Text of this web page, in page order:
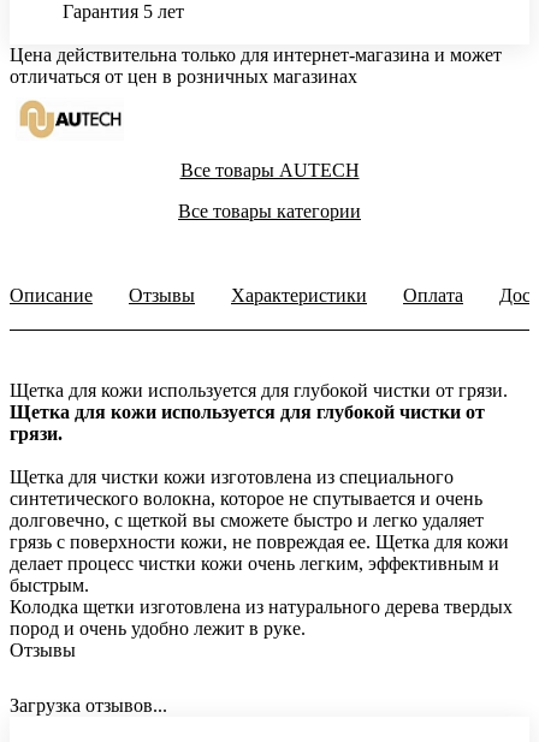
Гарантия 5 лет
Цена действительна только для интернет-магазина и может
отличаться от цен в розничных магазинах
Все товары AUTECH
Все товары категории
Описание Отзывы Характеристики Оплата
Щетка для кожи используется для глубокой чистки от грязи.
Щетка для кожи используется для глубокой чистки от
грязи.
Щетка для чистки кожи изготовлена из специального
синтетического волокна, которое не спутывается и очень
долговечно, с щеткой вы сможете быстро и легко удаляет
грязь с поверхности кожи, не повреждая ее. Щетка для кожи
делает процесс чистки кожи очень легким, эффективным и
быстрым.
Колодка щетки изготовлена из натурального дерева твердых
пород и очень удобно лежит в руке.
Отзывы
Загрузка отзывов...